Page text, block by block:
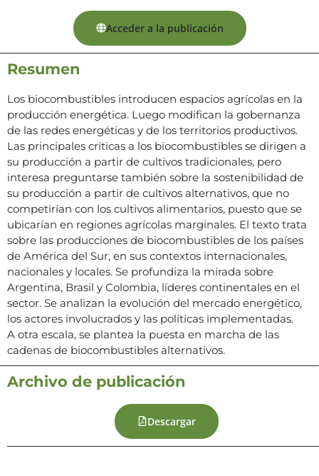
Acceder a la publicación
Resumen
Los biocombustibles introducen espacios agrícolas en la
producción energética. Luego modifican la gobernanza
de las redes energéticas y de los territorios productivos.
Las principales críticas a los biocombustibles se dirigen a
su producción a partir de cultivos tradicionales, pero
interesa preguntarse también sobre la sostenibilidad de
su producción a partir de cultivos alternativos, que no
competirían con los cultivos alimentarios, puesto que se
ubicarían en regiones agrícolas marginales. El texto trata
sobre las producciones de biocombustibles de los países
de América del Sur, en sus contextos internacionales,
nacionales y locales. Se profundiza la mirada sobre
Argentina, Brasil y Colombia, líderes continentales en el
sector. Se analizan la evolución del mercado energético,
los actores involucrados y las políticas implementadas.
A otra escala, se plantea la puesta en marcha de las
cadenas de biocombustibles alternativos.
Archivo de publicación
Descargar